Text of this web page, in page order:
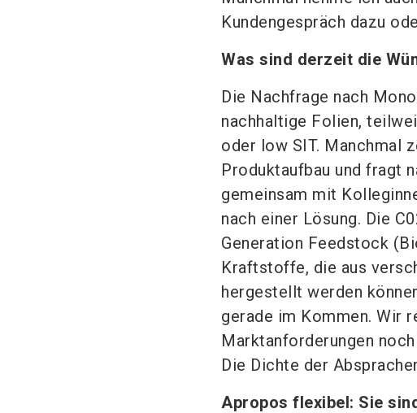
Kundengespräch dazu
Was sind derzeit die
Die Nachfrage nach
nachhaltige Folien,
oder low SIT. Manchmal
Produktaufbau und fragt
gemeinsam mit
nach einer Lösung. Die
Generation Feedstock
Kraftstoffe, die aus
hergestellt werden
gerade im Kommen. Wir
Marktanforderungen
Die Dichte der
Apropos flexibel: Sie